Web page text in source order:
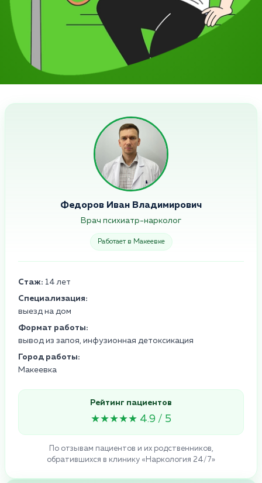
Федоров Иван Владимирович
Врач психиатр-нарколог
Работает в Макеевке
Стаж: 14 лет
Специализация:
выезд на дом
Формат работы:
вывод из запоя, инфузионная детоксикация
Город работы:
Макеевка
Рейтинг пациентов
★★★★★ 4.9 / 5
По отзывам пациентов и их родственников,
обратившихся в клинику «Наркология 24/7»